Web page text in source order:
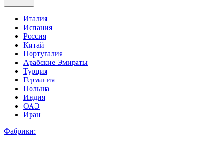
Италия
Испания
Россия
Китай
Португалия
Арабские Эмираты
Турция
Германия
Польша
Индия
ОАЭ
Иран
Фабрики: